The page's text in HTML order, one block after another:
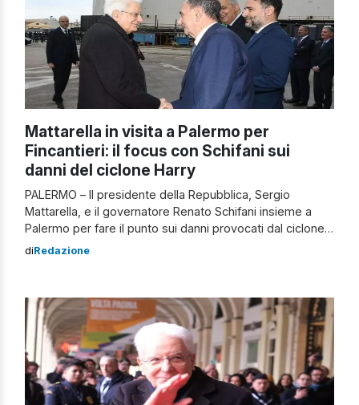
Mattarella in visita a Palermo per
Fincantieri: il focus con Schifani sui
danni del ciclone Harry
PALERMO – Il presidente della Repubblica, Sergio
Mattarella, e il governatore Renato Schifani insieme a
Palermo per fare il punto sui danni provocati dal ciclone
Harry. I due hanno scelto come location lo stabilimento
Stato, prendendo la parola al […]
diRedazione